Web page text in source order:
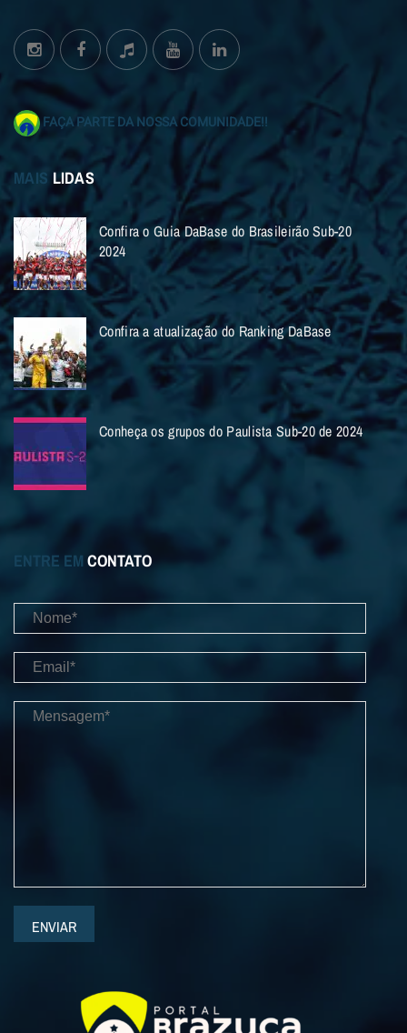
FAÇA PARTE DA NOSSA COMUNIDADE!!
MAIS LIDAS
Confira o Guia DaBase do Brasileirão Sub-20
2024
Confira a atualização do Ranking DaBase
Conheça os grupos do Paulista Sub-20 de 2024
ENTRE EM CONTATO
ENVIAR